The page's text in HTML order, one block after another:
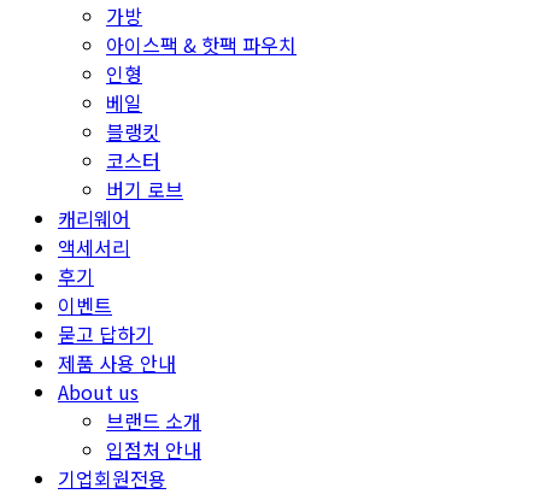
가방
아이스팩 & 핫팩 파우치
인형
베일
블랭킷
코스터
버기 로브
캐리웨어
액세서리
후기
이벤트
묻고 답하기
제품 사용 안내
About us
브랜드 소개
입점처 안내
기업회원전용